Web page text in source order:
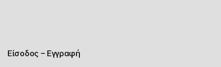
Είσοδος – Εγγραφή